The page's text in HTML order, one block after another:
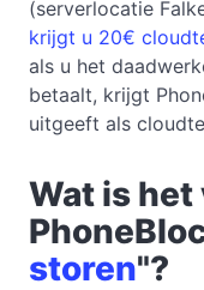
(serverlocatie
krijgt u 20€
als u het
betaalt, krijgt
uitgeeft als
Wat is
storen"?